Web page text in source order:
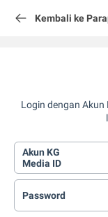
Kembali ke
Login dengan Akun
Akun KG
Media ID
Password